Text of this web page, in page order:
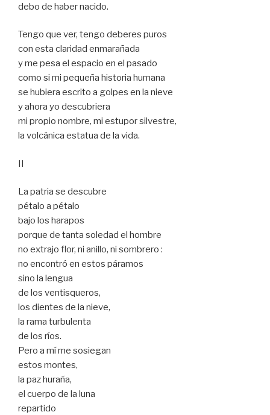
debo de haber nacido.
Tengo que ver, tengo deberes puros
con esta claridad enmarañada
y me pesa el espacio en el pasado
como si mi pequeña historia humana
se hubiera escrito a golpes en la nieve
y ahora yo descubriera
mi propio nombre, mi estupor silvestre,
la volcánica estatua de la vida.
II
La patria se descubre
pétalo a pétalo
bajo los harapos
porque de tanta soledad el hombre
no extrajo flor, ni anillo, ni sombrero :
no encontró en estos páramos
sino la lengua
de los ventisqueros,
los dientes de la nieve,
la rama turbulenta
de los ríos.
Pero a mí me sosiegan
estos montes,
la paz huraña,
el cuerpo de la luna
repartido